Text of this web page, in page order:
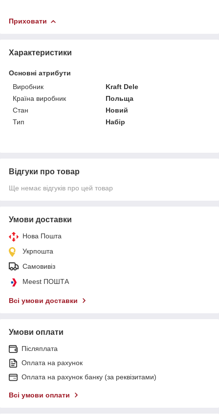
Приховати
Характеристики
Основні атрибути
Виробник
Kraft Dele
Країна виробник
Польща
Стан
Новий
Тип
Набір
Відгуки про товар
Ще немає відгуків про цей товар
Умови доставки
Нова Пошта
Укрпошта
Самовивіз
Meest ПОШТА
Всі умови доставки
Умови оплати
Післяплата
Оплата на рахунок
Оплата на рахунок банку (за реквізитами)
Всі умови оплати